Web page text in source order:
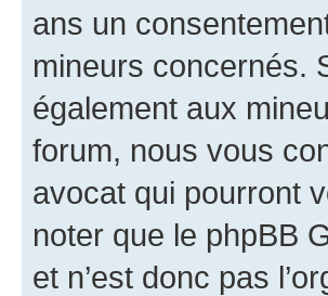
ans un
mineurs concernés.
également aux
forum, nous vous
avocat qui pourront
noter que le phpBB
et n’est donc pas